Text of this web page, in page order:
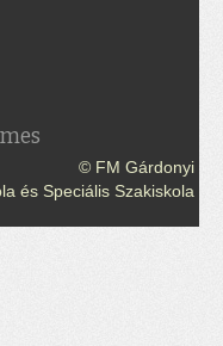
© FM Gárdonyi
és Speciális Szakiskola